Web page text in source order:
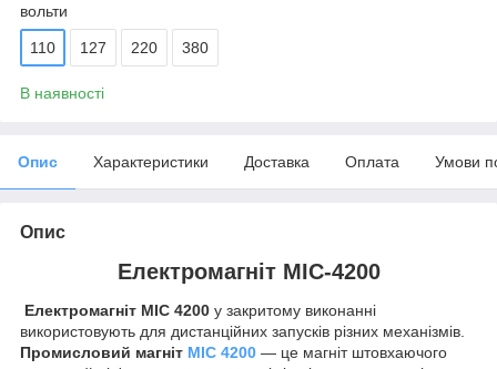
вольти
110 127 220 380
В наявності
Опис Характеристики Доставка Оплата Умови
Опис
Електромагніт МІС-4200
Електромагніт МІС 4200 у закритому виконанні
використовують для дистанційних запусків різних механізмів.
Промисловий магніт МІС 4200 — це магніт штовхаючого